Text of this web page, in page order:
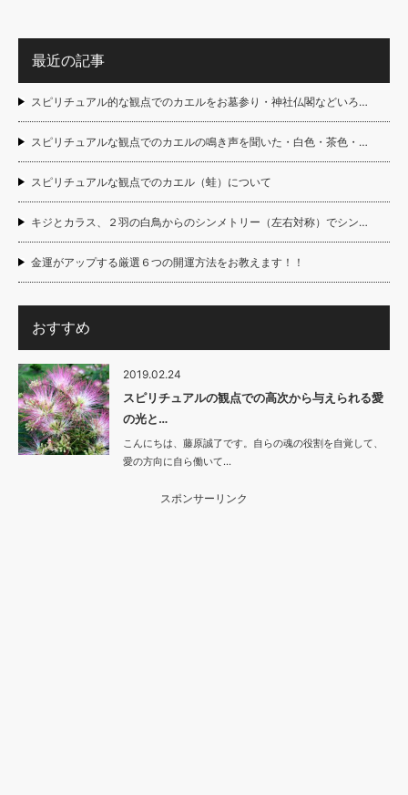
最近の記事
スピリチュアル的な観点でのカエルをお墓参り・神社仏閣などいろ…
スピリチュアルな観点でのカエルの鳴き声を聞いた・白色・茶色・…
スピリチュアルな観点でのカエル（蛙）について
キジとカラス、２羽の白鳥からのシンメトリー（左右対称）でシン…
金運がアップする厳選６つの開運方法をお教えます！！
おすすめ
2019.02.24
スピリチュアルの観点での高次から与えられる愛
の光と…
こんにちは、藤原誠了です。自らの魂の役割を自覚して、
愛の方向に自ら働いて…
スポンサーリンク